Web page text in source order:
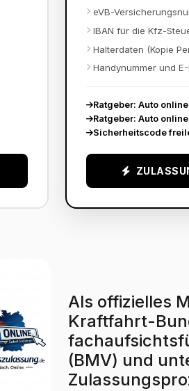
eVB-
IBAN für die Kfz-
Halterdaten (Kopie
Handynummer und
Ratgeber: Auto
Ratgeber: Auto
Sicherheitscode
Als offizielles
Kraftfahrt-
(BMV) und